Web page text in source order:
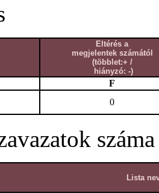
Eltérés a
megjelentek számától
(többlet:+ /
hiányzó: -)
F
0
száma
Lista